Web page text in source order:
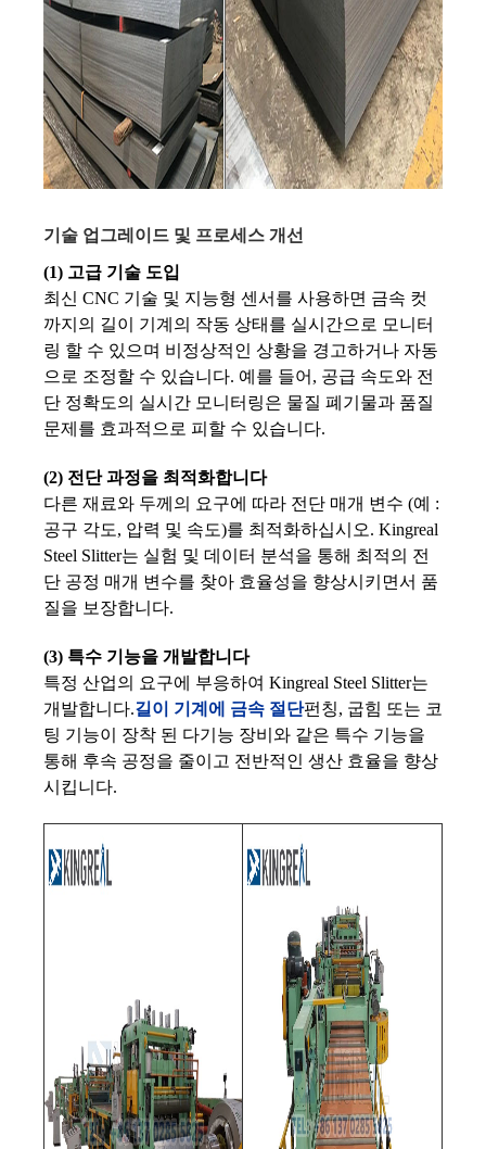
기술 업그레이드 및 프로세스 개선
(1) 고급 기술 도입
최신 CNC 기술 및 지능형 센서를 사용하면 금속 컷
까지의 길이 기계의 작동 상태를 실시간으로 모니터
링 할 수 있으며 비정상적인 상황을 경고하거나 자동
으로 조정할 수 있습니다. 예를 들어, 공급 속도와 전
단 정확도의 실시간 모니터링은 물질 폐기물과 품질
문제를 효과적으로 피할 수 있습니다.
(2) 전단 과정을 최적화합니다
다른 재료와 두께의 요구에 따라 전단 매개 변수 (예 :
공구 각도, 압력 및 속도)를 최적화하십시오. Kingreal
Steel Slitter는 실험 및 데이터 분석을 통해 최적의 전
단 공정 매개 변수를 찾아 효율성을 향상시키면서 품
질을 보장합니다.
(3) 특수 기능을 개발합니다
특정 산업의 요구에 부응하여 Kingreal Steel Slitter는
개발합니다.길이 기계에 금속 절단펀칭, 굽힘 또는 코
팅 기능이 장착 된 다기능 장비와 같은 특수 기능을
통해 후속 공정을 줄이고 전반적인 생산 효율을 향상
시킵니다.